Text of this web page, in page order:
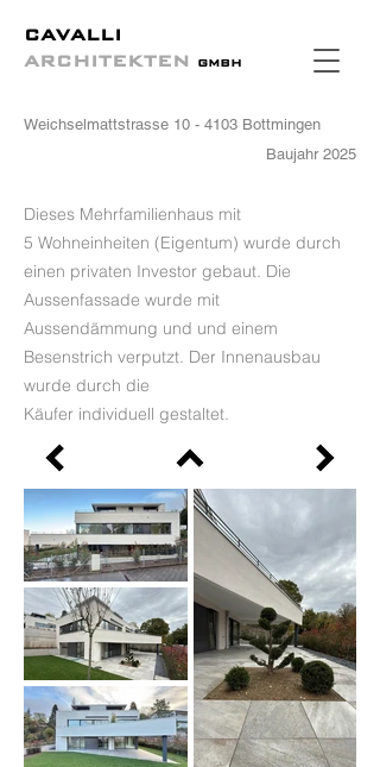
CAVALLI
ARCHITEKTEN GMBH
Weichselmattstrasse 10 - 4103 Bottmingen
Baujahr 2025
Dieses Mehrfamilienhaus mit
5 Wohneinheiten (Eigentum) wurde durch
einen privaten Investor gebaut. Die
Aussenfassade wurde mit
Aussendämmung und und einem
Besenstrich verputzt. Der Innenausbau
wurde durch die
Käufer individuell gestaltet.